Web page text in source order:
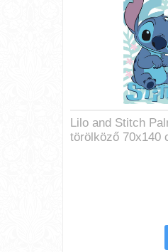
Lilo and Stitch
törölköző 70x140